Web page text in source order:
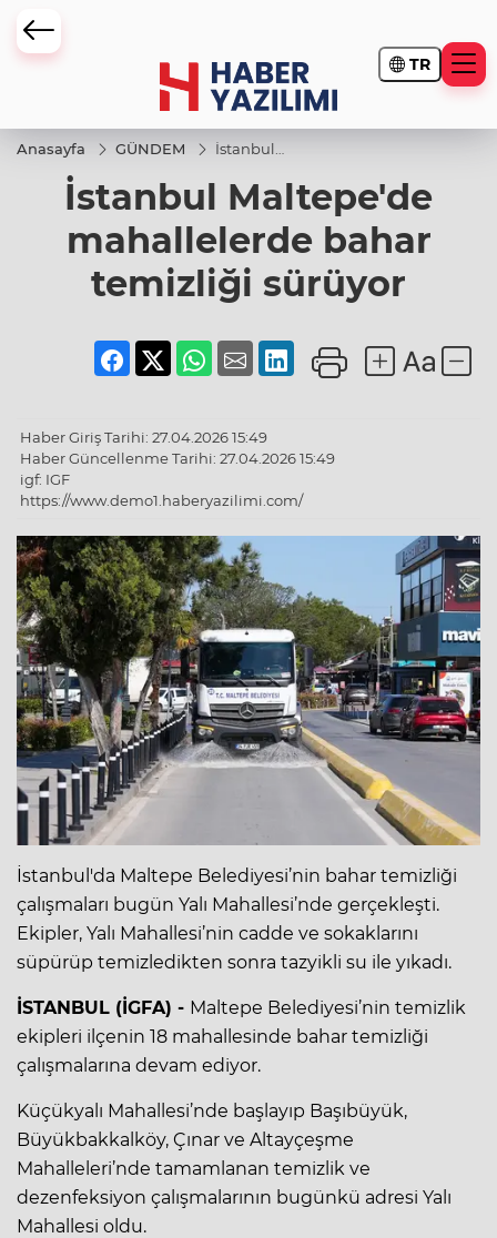
TR
Anasayfa GÜNDEM
İstanbul
mahallelerde
bahar
sürüyor
İstanbul Maltepe'de
mahallelerde bahar
temizliği sürüyor
Haber Giriş Tarihi: 27.04.2026 15:49
Haber Güncellenme Tarihi: 27.04.2026 15:49
igf: IGF
https://www.demo1.haberyazilimi.com/
İstanbul'da Maltepe Belediyesi’nin bahar temizliği
çalışmaları bugün Yalı Mahallesi’nde gerçekleşti.
Ekipler, Yalı Mahallesi’nin cadde ve sokaklarını
süpürüp temizledikten sonra tazyikli su ile yıkadı.
İSTANBUL (İGFA) - Maltepe Belediyesi’nin temizlik
ekipleri ilçenin 18 mahallesinde bahar temizliği
çalışmalarına devam ediyor.
Küçükyalı Mahallesi’nde başlayıp Başıbüyük,
Büyükbakkalköy, Çınar ve Altayçeşme
Mahalleleri’nde tamamlanan temizlik ve
dezenfeksiyon çalışmalarının bugünkü adresi Yalı
Mahallesi oldu.